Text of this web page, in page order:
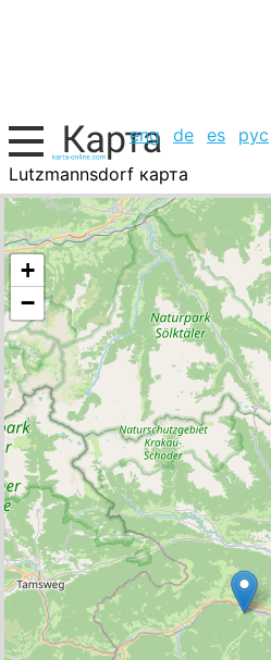
eng de es рус
Lutzmannsdorf карта
Австрія, список міст
+
−